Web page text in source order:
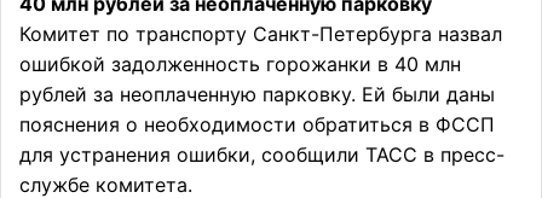
Комитет по транспорту Санкт-Петербурга назвал
ошибкой задолженность горожанки в 40 млн
рублей за неоплаченную парковку. Ей были даны
пояснения о необходимости обратиться в ФССП
для устранения ошибки, сообщили ТАСС в пресс-
службе комитета.